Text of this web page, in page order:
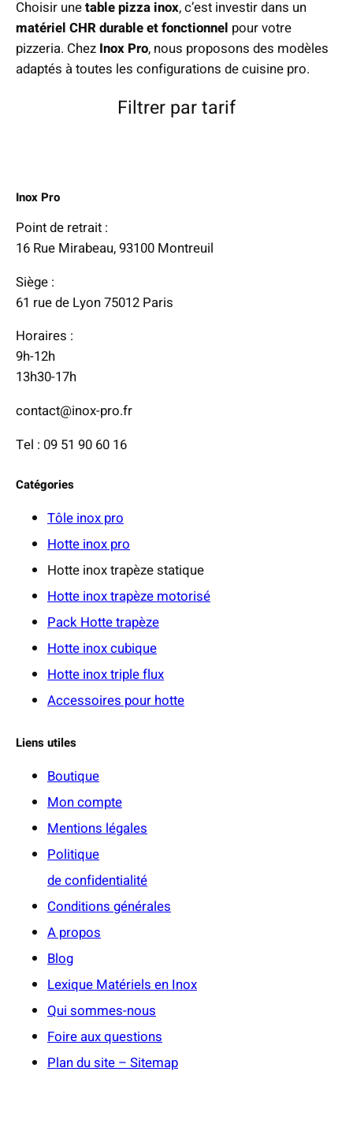
Choisir unetable pizza inox, c’est investir dans un
matériel CHR durable et fonctionnel pour votre
pizzeria. Chez Inox Pro, nous proposons des modèles
adaptés à toutes les configurations de cuisine pro.
Filtrer par tarif
Inox Pro
Point de retrait :
16 Rue Mirabeau, 93100 Montreuil
Siège :
61 rue de Lyon 75012 Paris
Horaires :
9h-12h
13h30-17h
contact@inox-pro.fr
Tel : 09 51 90 60 16
Catégories
Tôle inox pro
Hotte inox pro
Hotte inox trapèze statique
Hotte inox trapèze motorisé
Pack Hotte trapèze
Hotte inox cubique
Hotte inox triple flux
Accessoires pour hotte
Liens utiles
Boutique
Mon compte
Mentions légales
Politique
de confidentialité
Conditions générales
A propos
Blog
Lexique Matériels en Inox
Qui sommes-nous
Foire aux questions
Plan du site – Sitemap